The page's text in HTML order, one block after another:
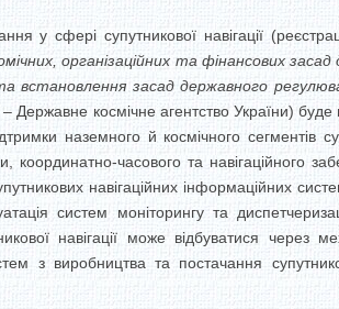
у сфері супутникової навігації
організаційних та фінансових засад
встановлення засад державного
– Державне космічне агентство України)
наземного й космічного сегментів
координатно-часового та навігаційного
навігаційних інформаційних
систем моніторингу та
навігації може відбуватися через
з виробництва та постачання